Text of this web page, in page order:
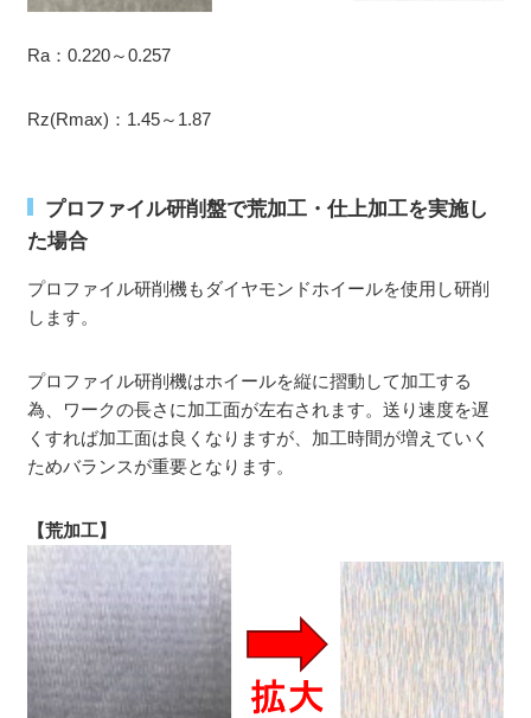
Ra：0.220～0.257
Rz(Rmax)：1.45～1.87
プロファイル研削盤で荒加工・仕上加工を実施し
た場合
プロファイル研削機もダイヤモンドホイールを使用し研削
します。
プロファイル研削機はホイールを縦に摺動して加工する
為、ワークの長さに加工面が左右されます。送り速度を遅
くすれば加工面は良くなりますが、加工時間が増えていく
ためバランスが重要となります。
【荒加工】